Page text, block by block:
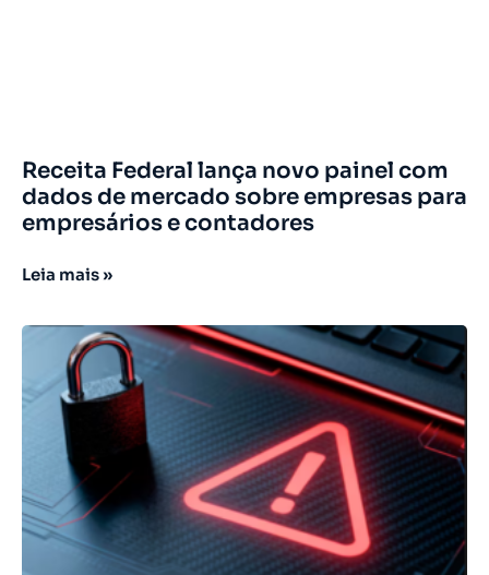
Receita Federal lança novo painel com
dados de mercado sobre empresas para
empresários e contadores
Leia mais »